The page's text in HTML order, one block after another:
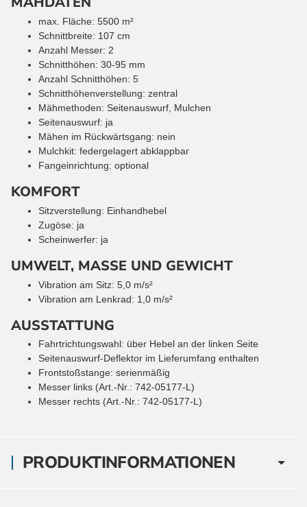
PRODUKTINFORMATIONEN
max. Fläche: 5500 m²
Schnittbreite: 107 cm
Anzahl Messer: 2
Schnitthöhen: 30-95 mm
Anzahl Schnitthöhen: 5
Schnitthöhenverstellung: zentral
Mähmethoden: Seitenauswurf, Mulchen
Seitenauswurf: ja
Mähen im Rückwärtsgang: nein
Mulchkit: federgelagert abklappbar
Fangeinrichtung: optional
KOMFORT
Sitzverstellung: Einhandhebel
Zugöse: ja
Scheinwerfer: ja
UMWELT, MASSE UND GEWICHT
Vibration am Sitz: 5,0 m/s²
Vibration am Lenkrad: 1,0 m/s²
AUSSTATTUNG
Fahrtrichtungswahl: über Hebel an der linken Seite
Seitenauswurf-Deflektor im Lieferumfang enthalten
Frontstoßstange: serienmäßig
Messer links (Art.-Nr.: 742-05177-L)
Messer rechts (Art.-Nr.: 742-05177-L)